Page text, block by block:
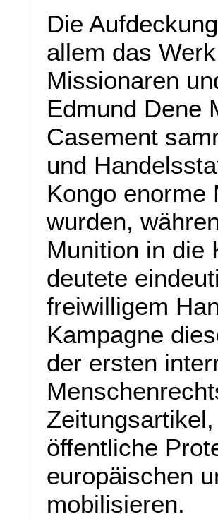
Die
allem das
Missionaren
Edmund Dene
Casement
und
Kongo enorme
wurden,
Munition in die
deutete
freiwilligem
Kampagne
der ersten
öffentliche
europäischen
mobilisieren.